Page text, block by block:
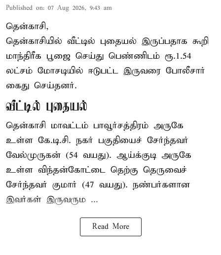
Published on: 07 Aug 2026, 9:43 am
தென்காசி,
தென்காசியில் வீட்டில் புதையல் இருப்பதாக கூறி
மாந்திரீக பூஜை செய்து பெண்ணிடம் ரூ.1.54
லட்சம் மோசடியில் ஈடுபட்ட இருவரை போலீசார்
கைது செய்தனர்.
வீட்டில் புதையல்
தென்காசி மாவட்டம் பாவூர்சத்திரம் அருகே
உள்ள கே.டி.சி. நகர் பகுதியைச் சேர்ந்தவர்
வேல்முருகன் (54 வயது). ஆய்க்குடி அருகே
உள்ள விந்தன்கோட்டை தெற்கு தெருவைச்
சேர்ந்தவர் குமார் (47 வயது). நண்பர்களான
இவர்கள் இருவரும ...
Read More